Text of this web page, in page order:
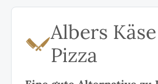
Albers
Pizza